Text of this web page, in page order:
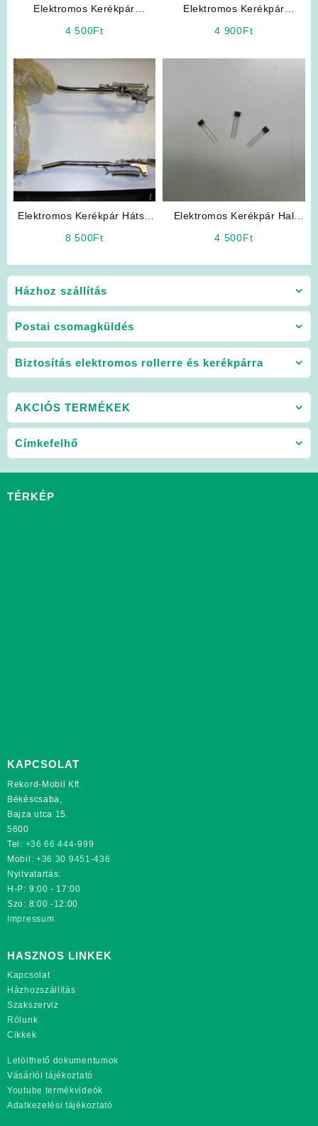
Házhoz szállítás
Postai csomagküldés
Biztosítás elektromos rollerre és kerékpárra
Elektromos Kerékpár
4 500Ft
Elektromos Kerékpár
4 900Ft
Elektromos Kerékpár Hátsó
8 500Ft
Elektromos Kerékpár Hal
4 500Ft
AKCIÓS TERMÉKEK
Címkefelhő
TÉRKÉP
KAPCSOLAT
Rekord-Mobil Kft.
Békéscsaba,
Bajza utca 15.
5600
Tel: +36 66 444-999
Mobil: +36 30 9451-436
Nyitvatartás:
H-P: 9:00 - 17:00
Szo: 8:00 -12:00
Impressum
HASZNOS LINKEK
Kapcsolat
Házhozszállítás
Szakszerviz
Rólunk
Cikkek
Letölthető dokumentumok
Vásárlói tájékoztató
Youtube termékvideók
Adatkezelési tájékoztató